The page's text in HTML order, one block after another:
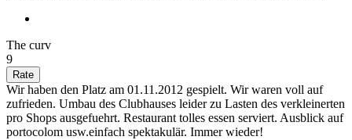
The curv
9
Wir haben den Platz am 01.11.2012 gespielt. Wir waren voll auf
zufrieden. Umbau des Clubhauses leider zu Lasten des verkleinerten
pro Shops ausgefuehrt. Restaurant tolles essen serviert. Ausblick auf
portocolom usw.einfach spektakulär. Immer wieder!